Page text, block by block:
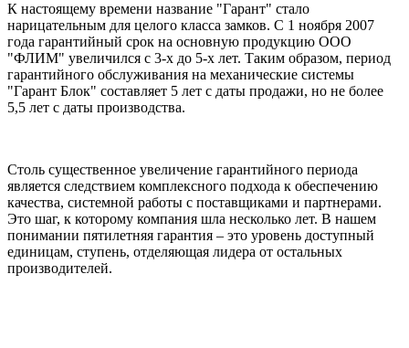
К настоящему времени название "Гарант" стало
нарицательным для целого класса замков. С 1 ноября 2007
года гарантийный срок на основную продукцию ООО
"ФЛИМ" увеличился с 3-х до 5-х лет. Таким образом, период
гарантийного обслуживания на механические системы
"Гарант Блок" составляет 5 лет с даты продажи, но не более
5,5 лет с даты производства.
Столь существенное увеличение гарантийного периода
является следствием комплексного подхода к обеспечению
качества, системной работы с поставщиками и партнерами.
Это шаг, к которому компания шла несколько лет. В нашем
понимании пятилетняя гарантия – это уровень доступный
единицам, ступень, отделяющая лидера от остальных
производителей.